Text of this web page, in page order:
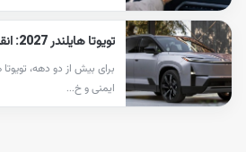
های خانوادگی
برای بیش از دو دهه، تویوتا هایلندر به عنوان
ایمنی و خ...